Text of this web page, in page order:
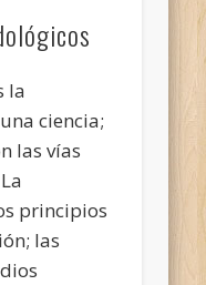
la
ciencia;
las vías
principios
las